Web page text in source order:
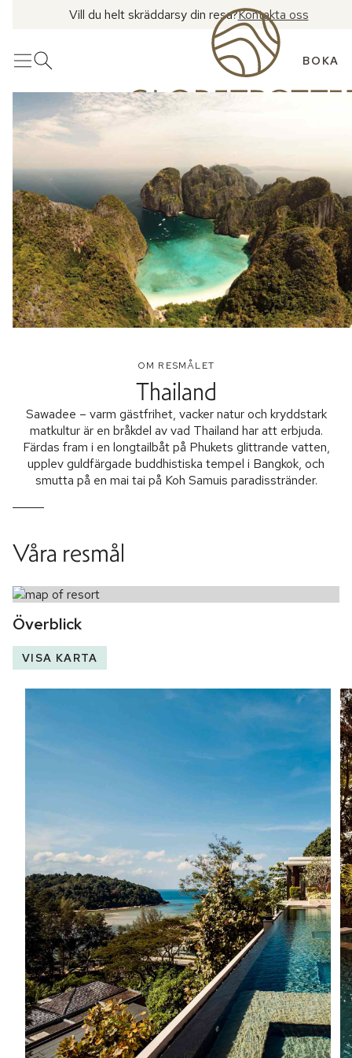
Vill du helt skräddarsy din resa?Kontakta oss
MenyÖppna sök BOKA
OM RESMÅLET
Thailand
Sawadee – varm gästfrihet, vacker natur och kryddstark
matkultur är en bråkdel av vad Thailand har att erbjuda.
Färdas fram i en longtailbåt på Phukets glittrande vatten,
upplev guldfärgade buddhistiska tempel i Bangkok, och
smutta på en mai tai på Koh Samuis paradisstränder.
Våra resmål
Överblick
VISA KARTA